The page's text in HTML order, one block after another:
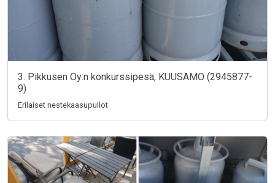
3. Pikkusen Oy:n konkurssipesä, KUUSAMO (2945877-
9)
Erilaiset nestekaasupullot